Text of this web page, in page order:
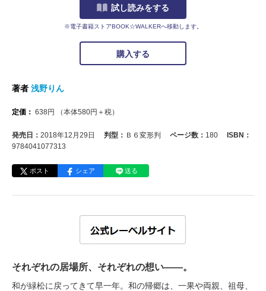
試し読みをする
※電子書籍ストアBOOK☆WALKERへ移動します。
購入する
著者 浅野りん
定価： 638円 （本体580円＋税）
発売日： 2018年12月29日 判型： Ｂ６変形判 ページ数： 180
ISBN：
9784041077313
ポスト シェア 送る
それぞれの居場所、それぞれの想い――。
和が緑松に戻ってきて早一年。和の帰郷は、一果や両親、祖母、